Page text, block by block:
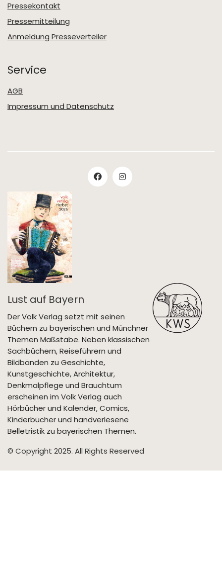
Pressekontakt
Pressemitteilung
Anmeldung Presseverteiler
Service
AGB
Impressum und Datenschutz
Lust auf Bayern
Der Volk Verlag setzt mit seinen
Büchern zu bayerischen und Münchner
Themen Maßstäbe. Neben klassischen
Sachbüchern, Reiseführern und
Bildbänden zu Geschichte,
Kunstgeschichte, Architektur,
Denkmalpflege und Brauchtum
erscheinen im Volk Verlag auch
Hörbücher und Kalender, Comics,
Kinderbücher und handverlesene
Belletristik zu bayerischen Themen.
© Copyright 2025. All Rights Reserved